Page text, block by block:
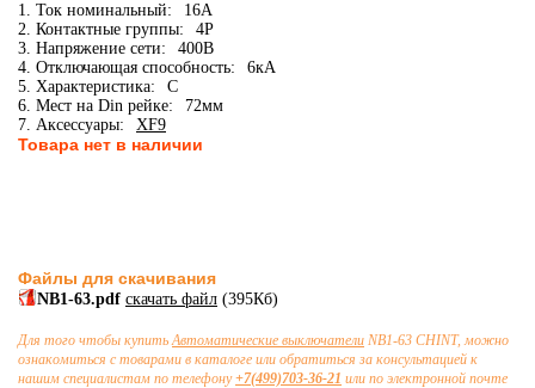
1. Ток номинальный:
16А
2. Контактные группы:
4P
3. Напряжение сети:
400В
4. Отключающая способность:
6кА
5. Характеристика:
C
6. Мест на Din рейке:
72мм
7. Аксессуары:
XF9
Товара нет в наличии
Файлы для скачивания
NB1-63.pdf скачать файл (395Кб)
Для того чтобы купитьАвтоматические выключатели NB1-63 CHINT, можно
ознакомиться с товарами в каталоге или обратиться за консультацией к
нашим специалистам по телефону+7(499)703-36-21 или по электронной почте